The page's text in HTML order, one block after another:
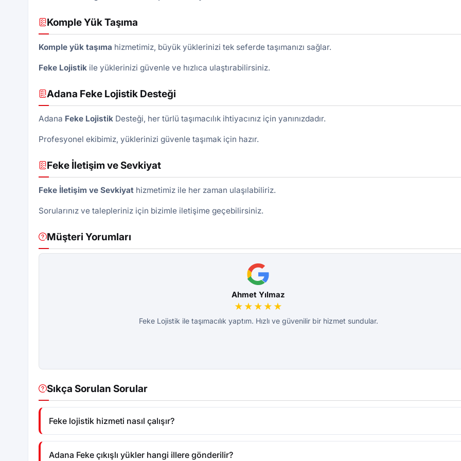
Komple Yük Taşıma
Komple yük taşıma hizmetimiz, büyük yüklerinizi tek seferde taşımanızı sağlar.
Feke Lojistikile yüklerinizi güvenle ve hızlıca ulaştırabilirsiniz.
Adana Feke Lojistik Desteği
Adana Feke LojistikDesteği, her türlü taşımacılık ihtiyacınız için yanınızdadır.
Profesyonel ekibimiz, yüklerinizi güvenle taşımak için hazır.
Feke İletişim ve Sevkiyat
Feke İletişim ve Sevkiyathizmetimiz ile her zaman ulaşılabiliriz.
Sorularınız ve talepleriniz için bizimle iletişime geçebilirsiniz.
Müşteri Yorumları
Ahmet Yılmaz
★★★★★
Feke Lojistik ile taşımacılık yaptım. Hızlı ve güvenilir bir hizmet sundular.
Sıkça Sorulan Sorular
Feke lojistik hizmeti nasıl çalışır?
Adana Feke çıkışlı yükler hangi illere gönderilir?